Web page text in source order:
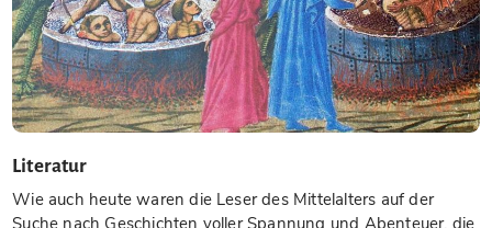
Literatur
Wie auch heute waren die Leser des Mittelalters auf der
Suche nach Geschichten voller Spannung und Abenteuer, die